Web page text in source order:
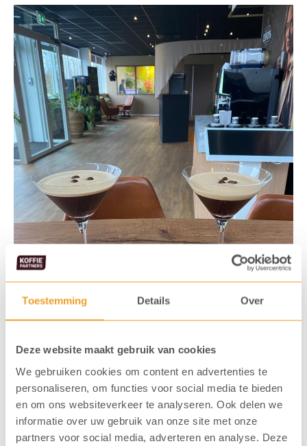
Toestemming Details Over
Deze website maakt gebruik van cookies
We gebruiken cookies om content en advertenties te
personaliseren, om functies voor social media te bieden
en om ons websiteverkeer te analyseren. Ook delen we
informatie over uw gebruik van onze site met onze
partners voor social media, adverteren en analyse. Deze